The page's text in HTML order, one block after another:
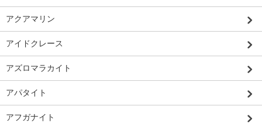
アクアマリン
アイドクレース
アズロマラカイト
アパタイト
アフガナイト